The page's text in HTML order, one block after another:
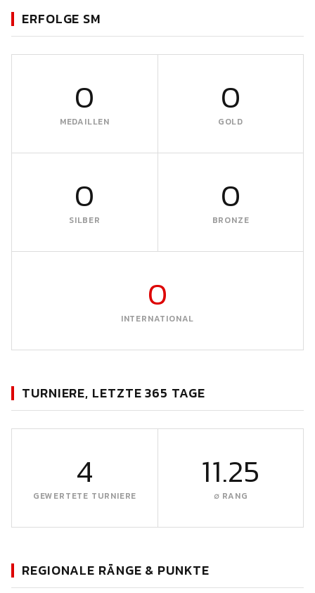
ERFOLGE SM
0
MEDAILLEN
0
GOLD
0
SILBER
0
BRONZE
0
INTERNATIONAL
TURNIERE, LETZTE 365 TAGE
4
GEWERTETE TURNIERE
11.25
∅ RANG
REGIONALE RÄNGE & PUNKTE